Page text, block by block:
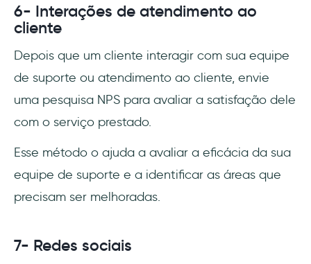
6- Interações de atendimento ao
cliente
Depois que um cliente interagir com sua equipe
de suporte ou atendimento ao cliente, envie
uma pesquisa NPS para avaliar a satisfação dele
com o serviço prestado.
Esse método o ajuda a avaliar a eficácia da sua
equipe de suporte e a identificar as áreas que
precisam ser melhoradas.
7- Redes sociais